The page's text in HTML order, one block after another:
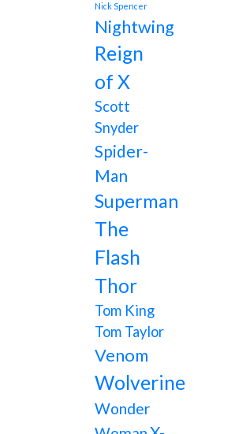
Nick Spencer
Nightwing
Reign
of X
Scott
Snyder
Spider-
Man
Superman
The
Flash
Thor
Tom King
Tom Taylor
Venom
Wolverine
Wonder